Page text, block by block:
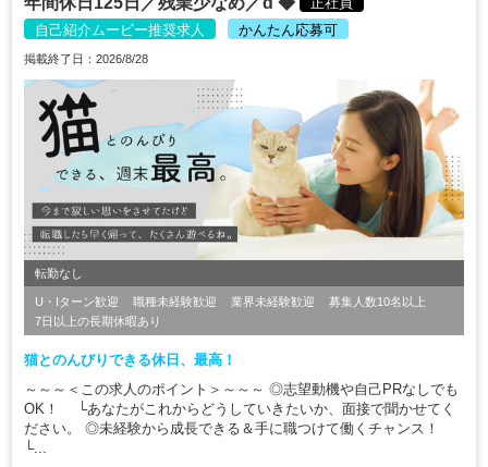
自己紹介ムービー推奨求人
かんたん応募可
掲載終了日：2026/8/28
転勤なし
U・Iターン歓迎 職種未経験歓迎 業界未経験歓迎
募集人数10名以上
7日以上の長期休暇あり
猫とのんびりできる休日、最高！
～～～＜この求人のポイント＞～～～ ◎志望動機や自己PRなしでも
OK！ └あなたがこれからどうしていきたいか、面接で聞かせてく
ださい。 ◎未経験から成長できる＆手に職つけて働くチャンス！
└...